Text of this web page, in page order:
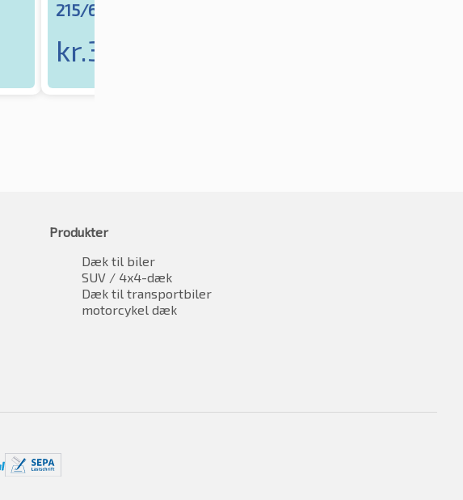
215/60R16 99V
kr.384.81
Produkter
Dæk til biler
SUV / 4x4-dæk
Dæk til transportbiler
motorcykel dæk